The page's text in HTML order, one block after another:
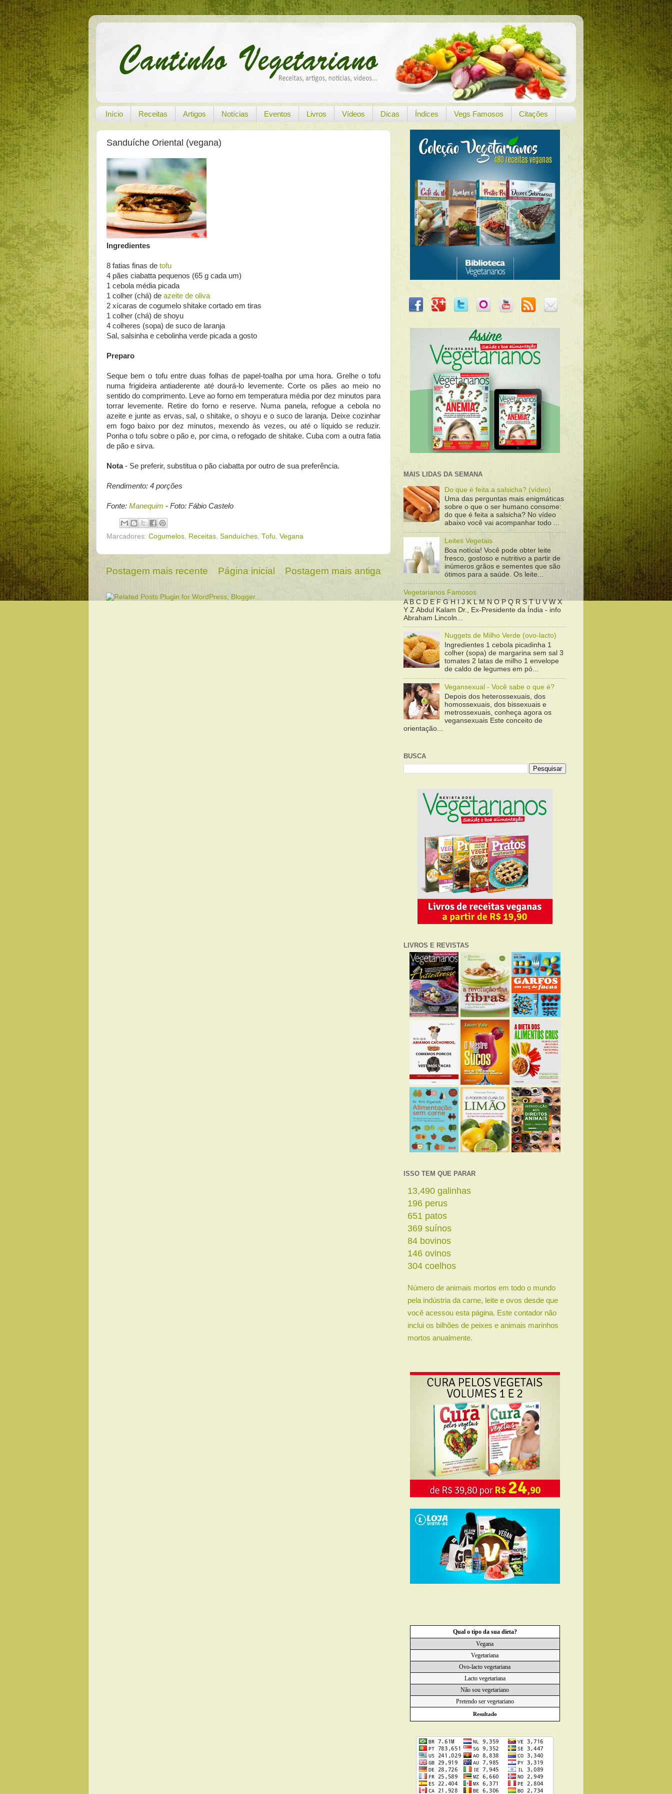
Início Receitas Artigos Notícias Eventos Livros Vídeos Dicas Índices Vegs Famosos Citações
Sanduíche Oriental (vegana)
Ingredientes
8 fatias finas de tofu
4 pães ciabatta pequenos (65 g cada um)
1 cebola média picada
1 colher (chá) de azeite de oliva
2 xícaras de cogumelo shitake cortado em tiras
1 colher (chá) de shoyu
4 colheres (sopa) de suco de laranja
Sal, salsinha e cebolinha verde picada a gosto
Preparo
Seque bem o tofu entre duas folhas de papel-toalha por uma hora. Grelhe o tofu
numa frigideira antiaderente até dourá-lo levemente. Corte os pães ao meio no
sentido do comprimento. Leve ao forno em temperatura média por dez minutos para
torrar levemente. Retire do forno e reserve. Numa panela, refogue a cebola no
azeite e junte as ervas, sal, o shitake, o shoyu e o suco de laranja. Deixe cozinhar
em fogo baixo por dez minutos, mexendo às vezes, ou até o líquido se reduzir.
Ponha o tofu sobre o pão e, por cima, o refogado de shitake. Cuba com a outra fatia
de pão e sirva.
Nota- Se preferir, substitua o pão ciabatta por outro de sua preferência.
Rendimento: 4 porções
Fonte: Manequim - Foto: Fábio Castelo
Marcadores: Cogumelos Receitas Sanduíches Tofu Vegana
Postagem mais recente Postagem mais antiga
Página inicial
MAIS LIDAS DA SEMANA
Do que é feita a salsicha? (vídeo)
Uma das perguntas mais enigmáticas
sobre o que o ser humano consome:
do que é feita a salsicha? No vídeo
abaixo você vai acompanhar todo ...
Leites Vegetais
Boa notícia! Você pode obter leite
fresco, gostoso e nutritivo a partir de
inúmeros grãos e sementes que são
ótimos para a saúde. Os leite...
Vegetarianos Famosos
A B C D E F G H I J K L M N O P Q R S T U V W X
Y Z Abdul Kalam Dr., Ex-Presidente da Índia - info
Abraham Lincoln...
Nuggets de Milho Verde (ovo-lacto)
Ingredientes 1 cebola picadinha 1
colher (sopa) de margarina sem sal 3
tomates 2 latas de milho 1 envelope
de caldo de legumes em pó...
Vegansexual - Você sabe o que é?
Depois dos heterossexuais, dos
homossexuais, dos bissexuais e
metrossexuais, conheça agora os
vegansexuais Este conceito de
orientação...
BUSCA
LIVROS E REVISTAS
ISSO TEM QUE PARAR
15,708 galinhas
228 perus
757 patos
430 suínos
98 bovinos
170 ovinos
355 coelhos
Número de animais mortos em todo o mundo
pela indústria da carne, leite e ovos desde que
você acessou esta página. Este contador não
inclui os bilhões de peixes e animais marinhos
mortos anualmente.
Qual o tipo da sua dieta?
Vegana
Vegetariana
Ovo-lacto vegetariana
Lacto vegetariana
Não sou vegetariano
Pretendo ser vegetariano
Resultado